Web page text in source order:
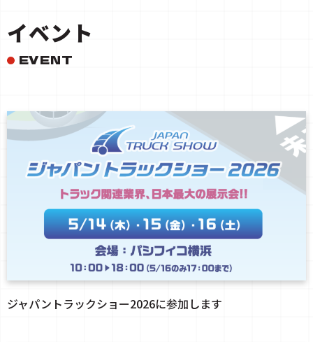
イベント
EVENT
ジャパントラックショー2026に参加します